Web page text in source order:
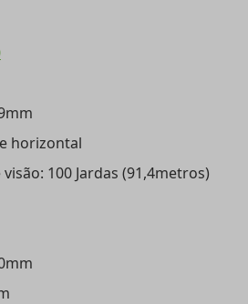
horizontal
100 Jardas (91,4metros)